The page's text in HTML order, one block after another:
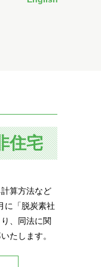
住宅
算方法など
に「脱炭素社
、同法に関
たします。